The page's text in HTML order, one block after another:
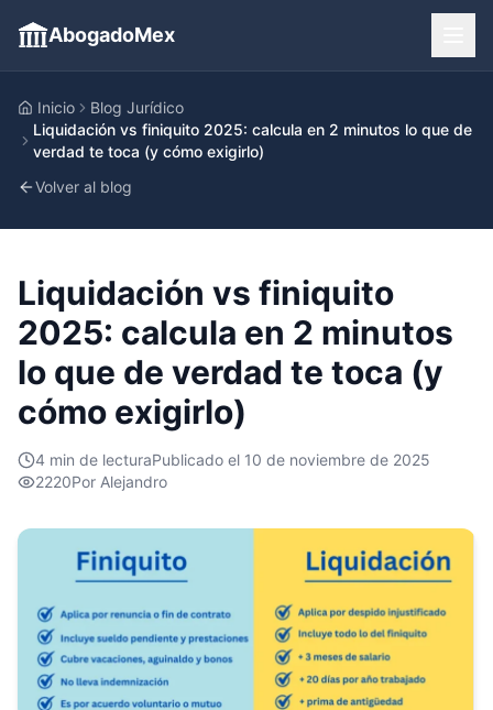
AbogadoMex
Inicio
Blog Jurídico
Liquidación vs finiquito 2025: calcula en 2 minutos lo que de
verdad te toca (y cómo exigirlo)
Volver al blog
Liquidación vs finiquito
2025: calcula en 2 minutos
lo que de verdad te toca (y
cómo exigirlo)
4 min de lecturaPublicado el 10 de noviembre de 2025
2220Por Alejandro